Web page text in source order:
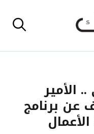
الأمير
برنامج